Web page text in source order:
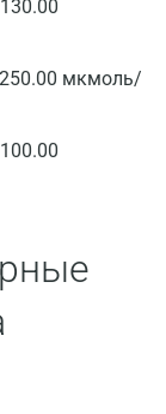
мкмоль/